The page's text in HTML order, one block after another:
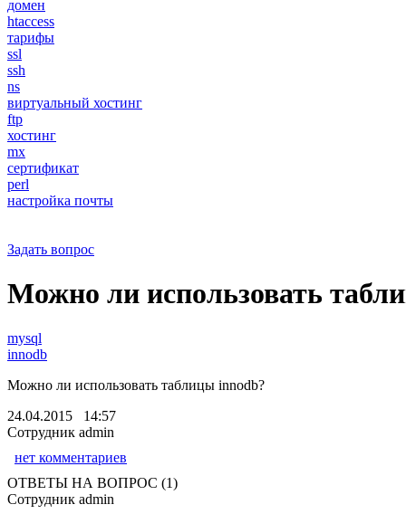
домен
htaccess
тарифы
ssl
ssh
ns
виртуальный хостинг
ftp
хостинг
mx
сертификат
perl
настройка почты
Задать вопрос
Можно ли использовать
mysql
innodb
Можно ли использовать таблицы innodb?
24.04.2015 14:57
Сотрудник admin
нет комментариев
ОТВЕТЫ НА ВОПРОС (1)
Сотрудник admin